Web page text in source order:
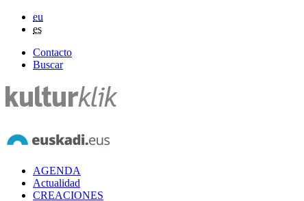
eu
es
Contacto
Buscar
AGENDA
Actualidad
CREACIONES